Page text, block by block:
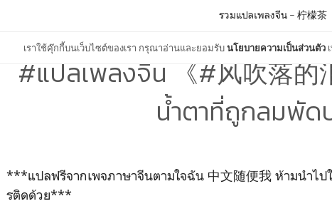
เราใช้คุ๊กกี้บนเว็บไซต์ของเรา กรุณาอ่านและยอมรับนโยบายความเป็นส่วนตัว
รวมแปลเพลงจีน – 柠檬茶
#แปลเพลงจีน 《#风吹落的
น้ำตาที่ถูกลมพัด
***แปลฟรีจากเพจภาษาจีนตามใจฉัน 中文随便我 ห้ามนำไ
รติดด้วย***